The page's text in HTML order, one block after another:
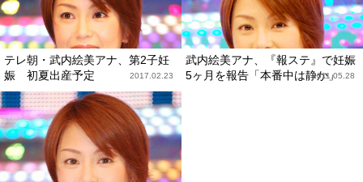
テレ朝・武内絵美アナ、第2子妊
娠 初夏出産予定
2017.02.23
武内絵美アナ、『報ステ』で妊娠
5ヶ月を報告「本番中は静か」
2011.05.28